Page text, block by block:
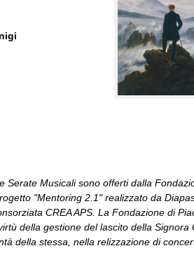
Serate Musicali sono offerti dalla
"Mentoring 2.1" realizzato da
CREA APS. La Fondazione di
della gestione del lascito della Signora
della stessa, nella relizzazione di